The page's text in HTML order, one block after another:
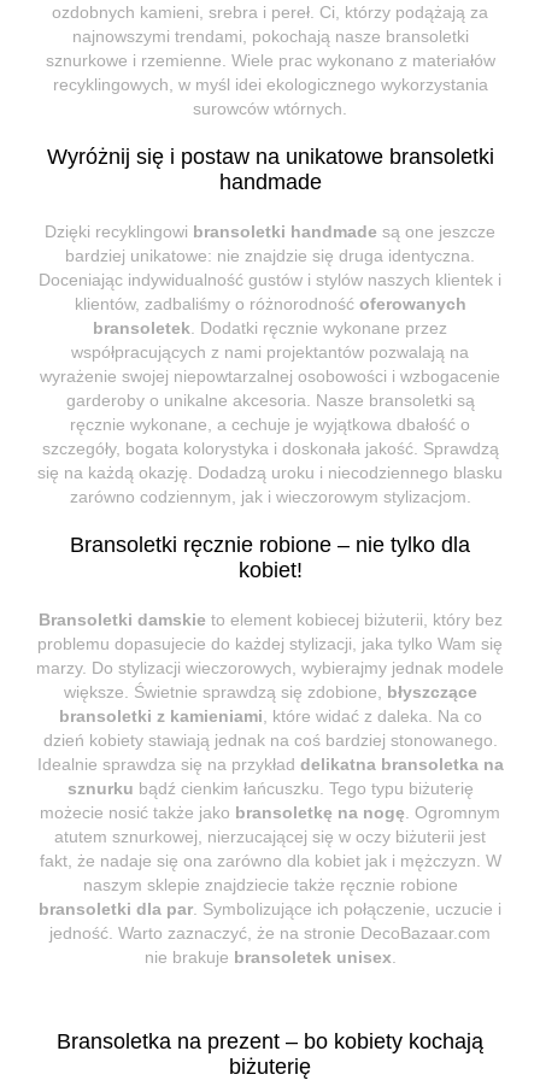
ozdobnych kamieni, srebra i pereł. Ci, którzy podążają za
najnowszymi trendami, pokochają nasze bransoletki
sznurkowe i rzemienne. Wiele prac wykonano z materiałów
recyklingowych, w myśl idei ekologicznego wykorzystania
surowców wtórnych.
Wyróżnij się i postaw na unikatowe bransoletki
handmade
Dzięki recyklingowi bransoletki handmade są one jeszcze
bardziej unikatowe: nie znajdzie się druga identyczna.
Doceniając indywidualność gustów i stylów naszych klientek i
klientów, zadbaliśmy o różnorodność oferowanych
bransoletek . Dodatki ręcznie wykonane przez
współpracujących z nami projektantów pozwalają na
wyrażenie swojej niepowtarzalnej osobowości i wzbogacenie
garderoby o unikalne akcesoria. Nasze bransoletki są
ręcznie wykonane, a cechuje je wyjątkowa dbałość o
szczegóły, bogata kolorystyka i doskonała jakość. Sprawdzą
się na każdą okazję. Dodadzą uroku i niecodziennego blasku
zarówno codziennym, jak i wieczorowym stylizacjom.
Bransoletki ręcznie robione – nie tylko dla
kobiet!
Bransoletki damskie to element kobiecej biżuterii, który bez
problemu dopasujecie do każdej stylizacji, jaka tylko Wam się
marzy. Do stylizacji wieczorowych, wybierajmy jednak modele
większe. Świetnie sprawdzą się zdobione, błyszczące
bransoletki z kamieniami , które widać z daleka. Na co
dzień kobiety stawiają jednak na coś bardziej stonowanego.
Idealnie sprawdza się na przykład delikatna bransoletka na
sznurku bądź cienkim łańcuszku. Tego typu biżuterię
możecie nosić także jako bransoletkę na nogę . Ogromnym
atutem sznurkowej, nierzucającej się w oczy biżuterii jest
fakt, że nadaje się ona zarówno dla kobiet jak i mężczyzn. W
naszym sklepie znajdziecie także ręcznie robione
bransoletki dla par . Symbolizujące ich połączenie, uczucie i
jedność. Warto zaznaczyć, że na stronie DecoBazaar.com
nie brakuje bransoletek unisex
Bransoletka na prezent – bo kobiety kochają
biżuterię